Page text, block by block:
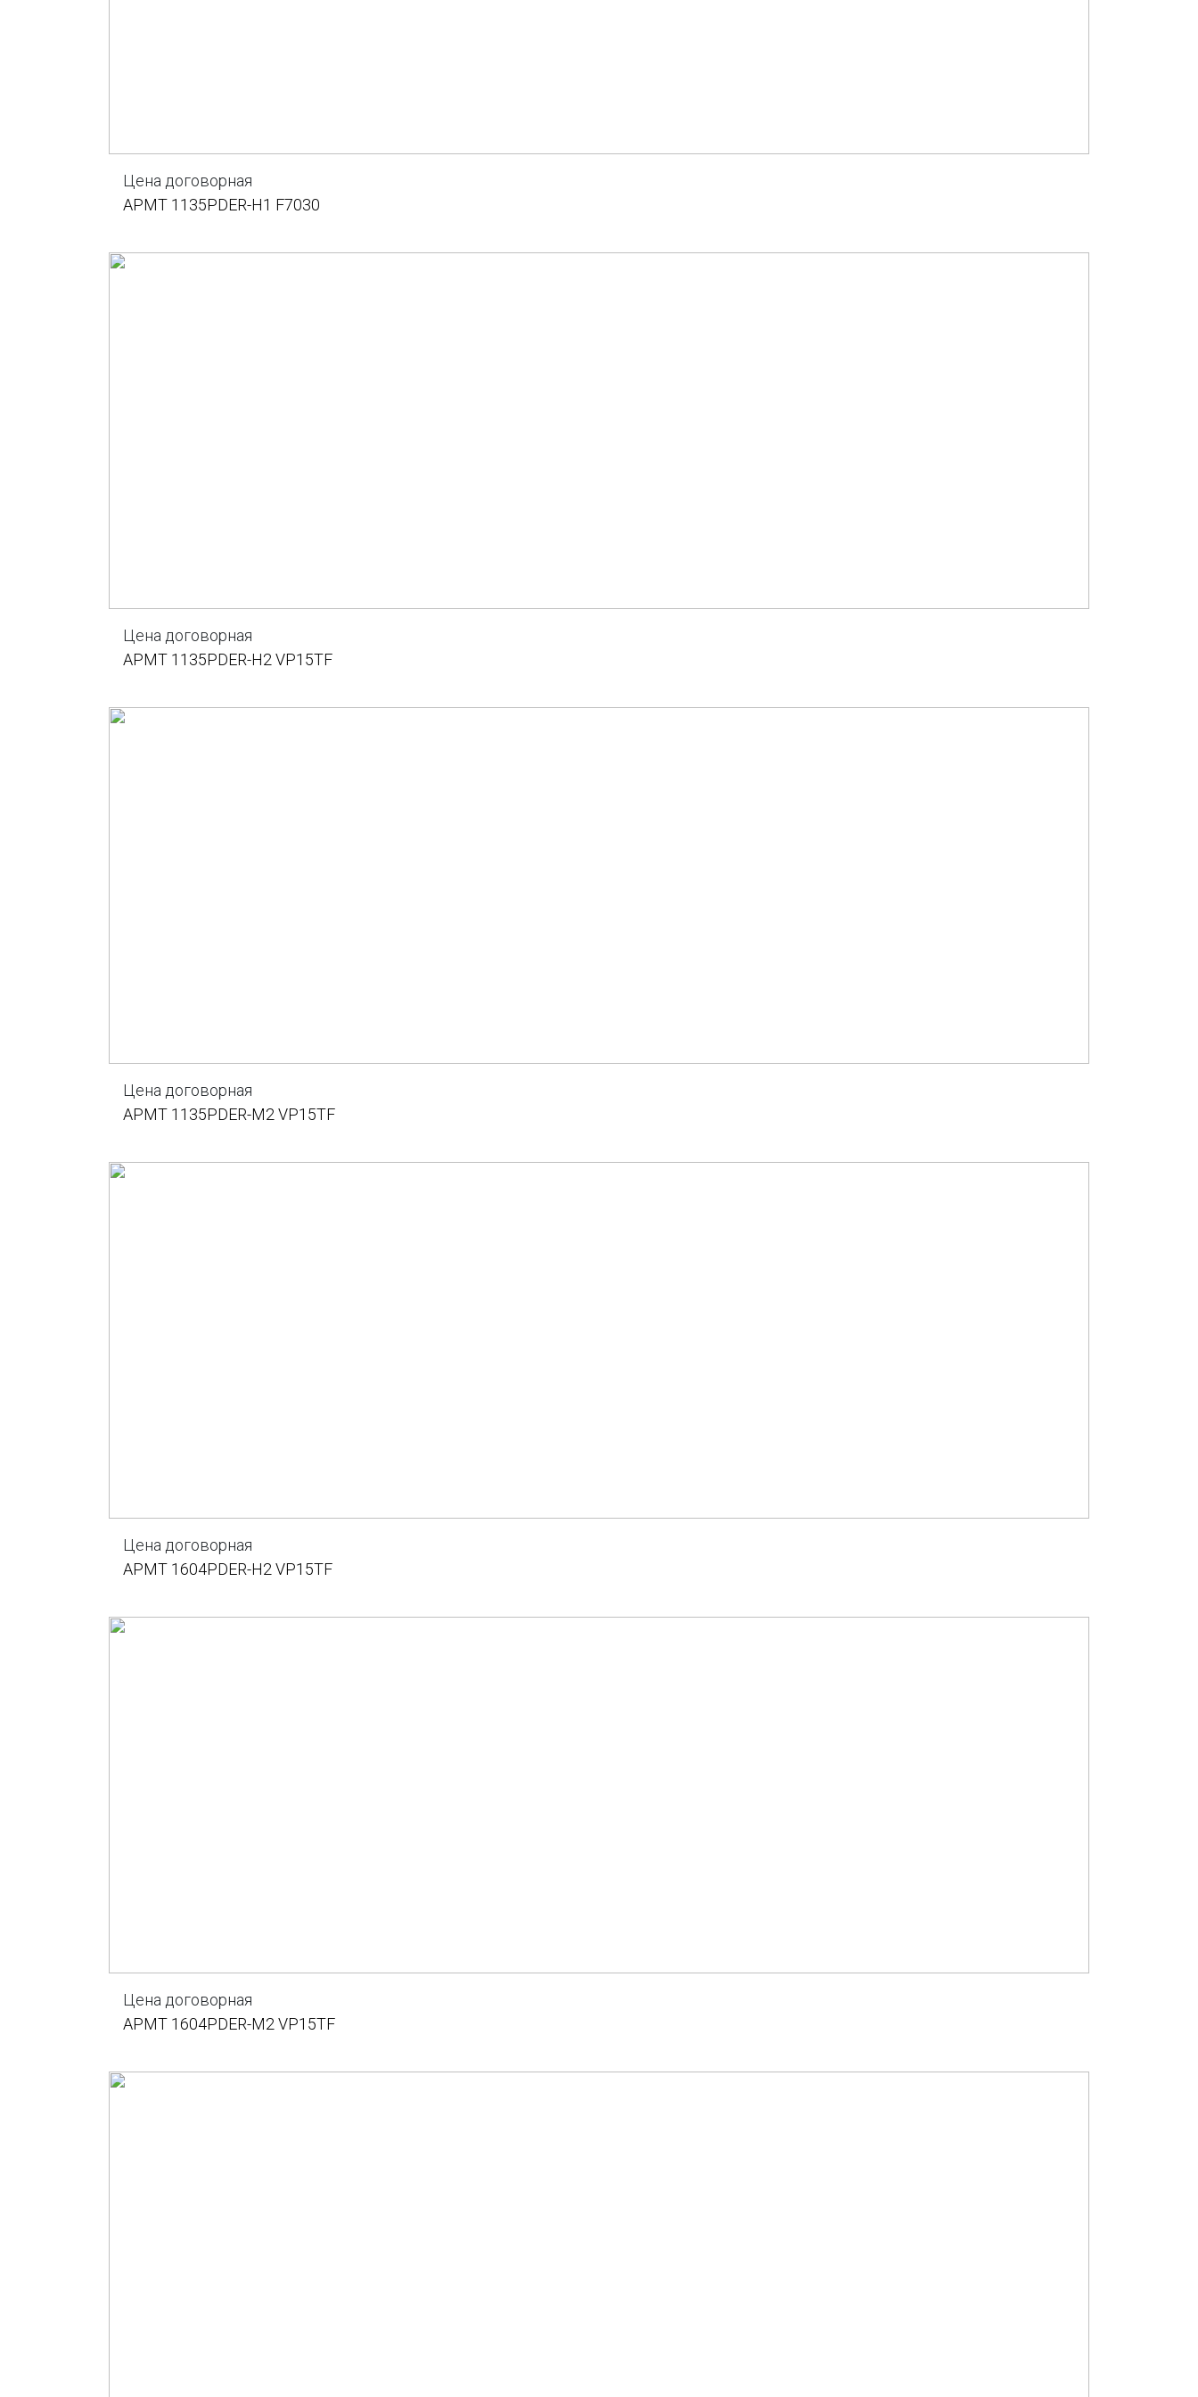
Цена договорная
APMT 1135PDER-H1 F7030
Цена договорная
APMT 1135PDER-H2 VP15TF
Цена договорная
APMT 1135PDER-M2 VP15TF
Цена договорная
APMT 1604PDER-H2 VP15TF
Цена договорная
APMT 1604PDER-M2 VP15TF